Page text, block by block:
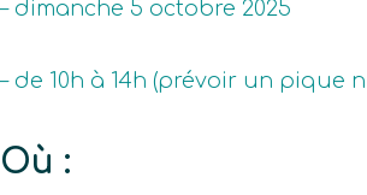
– dimanche 5 octobre 2025
– de 10h à 14h (prévoir un pique
Où :